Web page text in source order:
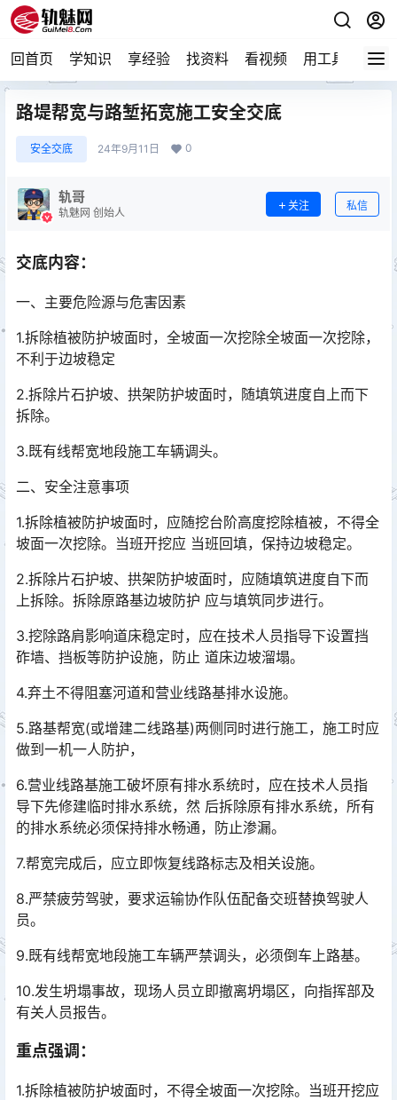
回首页 学知识 享经验 找资料 看视频 用工具 论技
路堤帮宽与路堑拓宽施工安全交底
安全交底 24年9月11日 0
轨哥
轨魅网 创始人
关注 私信
交底内容：
一、主要危险源与危害因素
1.拆除植被防护坡面时，全坡面一次挖除全坡面一次挖除，
不利于边坡稳定
2.拆除片石护坡、拱架防护坡面时，随填筑进度自上而下
拆除。
3.既有线帮宽地段施工车辆调头。
二、安全注意事项
1.拆除植被防护坡面时，应随挖台阶高度挖除植被，不得全
坡面一次挖除。当班开挖应 当班回填，保持边坡稳定。
2.拆除片石护坡、拱架防护坡面时，应随填筑进度自下而
上拆除。拆除原路基边坡防护 应与填筑同步进行。
3.挖除路肩影响道床稳定时，应在技术人员指导下设置挡
砟墙、挡板等防护设施，防止 道床边坡溜塌。
4.弃土不得阻塞河道和营业线路基排水设施。
5.路基帮宽(或增建二线路基)两侧同时进行施工，施工时应
做到一机一人防护，
6.营业线路基施工破坏原有排水系统时，应在技术人员指
导下先修建临时排水系统，然 后拆除原有排水系统，所有
的排水系统必须保持排水畅通，防止渗漏。
7.帮宽完成后，应立即恢复线路标志及相关设施。
8.严禁疲劳驾驶，要求运输协作队伍配备交班替换驾驶人
员。
9.既有线帮宽地段施工车辆严禁调头，必须倒车上路基。
10.发生坍塌事故，现场人员立即撤离坍塌区，向指挥部及
有关人员报告。
重点强调：
1.拆除植被防护坡面时，不得全坡面一次挖除。当班开挖应